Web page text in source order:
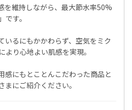
を維持しながら、最大節水率50%
す。
いるにもかかわらず、空気をミク
り心地よい肌感を実現。
感にもとことんこだわった商品と
まにご紹介ください。